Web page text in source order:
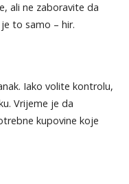
ali ne zaboravite da
to samo – hir.
Iako volite kontrolu,
Vrijeme je da
kupovine koje